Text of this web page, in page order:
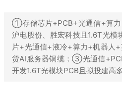
①存储芯片+PCB+光通信+算力
沪电股份、胜宏科技且1.6T光
片+光通信+液冷+算力+机器人
货AI服务器铜缆；③光通信
开发1.6T光模块PCB且拟投建高